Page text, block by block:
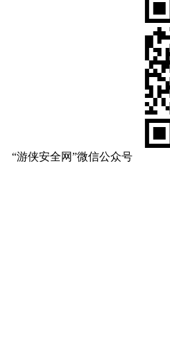
“游侠安全网”微信公众号